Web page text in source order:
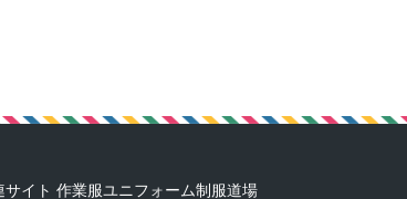
サイト 作業服ユニフォーム制服道場